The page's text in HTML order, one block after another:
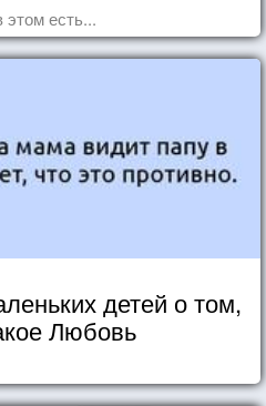
этом есть...
детей о том,
Любовь